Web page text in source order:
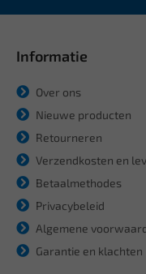
Informatie
Over ons
Nieuwe producten
Retourneren
Verzendkosten en
Betaalmethodes
Privacybeleid
Algemene
Garantie en klachten